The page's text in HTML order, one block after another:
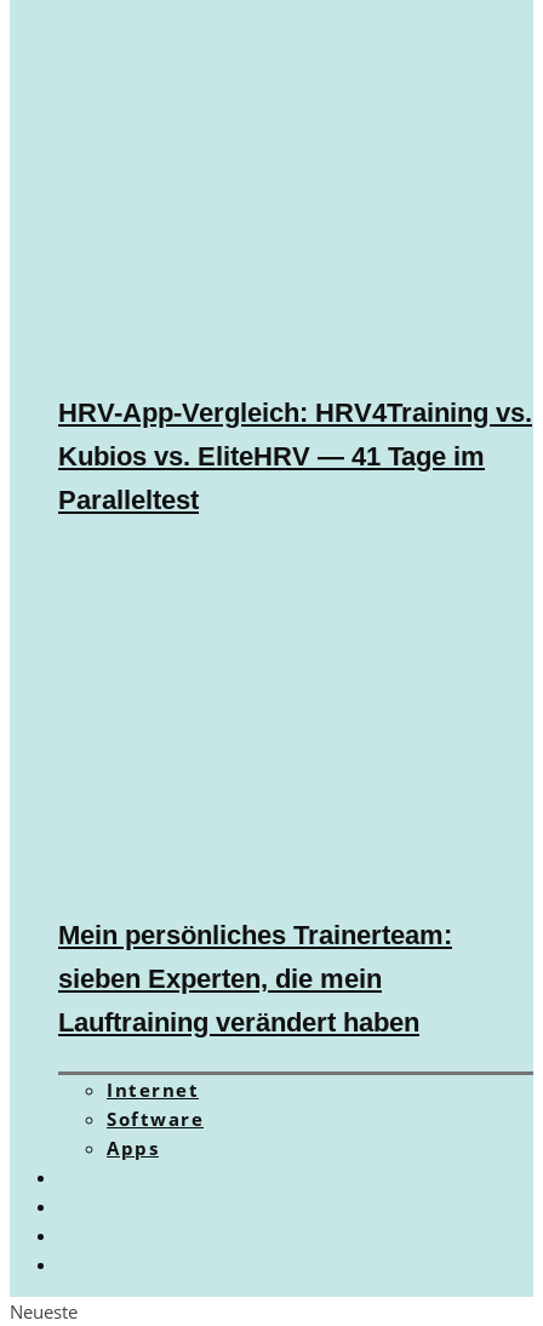
HRV-App-Vergleich: HRV4Training vs.
Kubios vs. EliteHRV — 41 Tage im
Paralleltest
Mein persönliches Trainerteam:
sieben Experten, die mein
Lauftraining verändert haben
Internet
Software
Apps
Neueste